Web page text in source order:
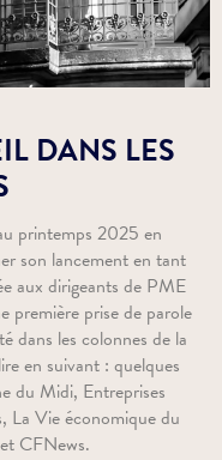
DANS LES
printemps 2025 en
son lancement en tant
aux dirigeants de PME
première prise de parole
dans les colonnes de la
en suivant : quelques
du Midi, Entreprises
La Vie économique du
CFNews.